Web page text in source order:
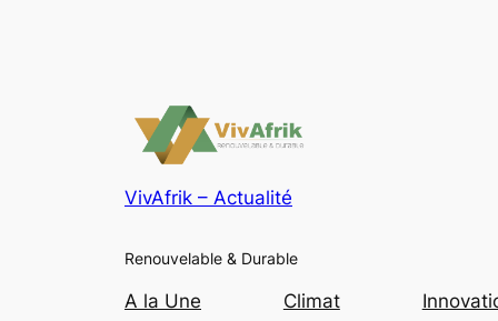
VivAfrik – Actualité
Renouvelable & Durable
A la Une Climat